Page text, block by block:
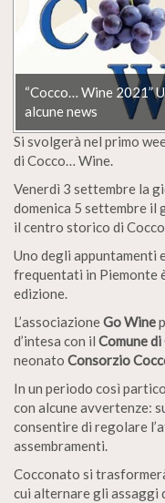
“Cocco… Wine 2021”
alcune news
Si svolgerà nel primo
di Cocco… Wine.
Venerdì 3 settembre la
domenica 5 settembre il
il centro storico di
Uno degli appuntamenti
frequentati in Piemonte
edizione.
L’associazioneGo Wine
d’intesa con il Comune
neonato Consorzio
In un periodo così
con alcune avvertenze:
consentire di regolare
assembramenti.
Cocconato si
cui alternare gli